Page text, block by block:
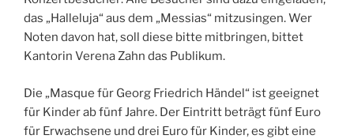
das „Halleluja“ aus dem „Messias“ mitzusingen. Wer
Noten davon hat, soll diese bitte mitbringen, bittet
Kantorin Verena Zahn das Publikum.
Die „Masque für Georg Friedrich Händel“ ist geeignet
für Kinder ab fünf Jahre. Der Eintritt beträgt fünf Euro
für Erwachsene und drei Euro für Kinder, es gibt eine